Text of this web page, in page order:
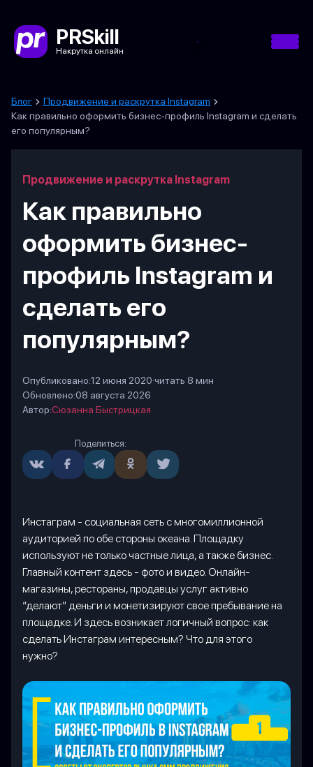
PRSkill
Накрутка онлайн
Блог
Продвижение и раскрутка Instagram
Как правильно оформить бизнес-профиль Instagram и сделать
его популярным?
Продвижение и раскрутка Instagram
Как правильно
оформить бизнес-
профиль Instagram и
сделать его
популярным?
Опубликовано:12 июня 2020·читать 8 мин
Обновлено:08 августа 2026
Автор:Сюзанна Быстрицкая
Поделиться:
Инстаграм - социальная сеть с многомиллионной
аудиторией по обе стороны океана. Площадку
используют не только частные лица, а также бизнес.
Главный контент здесь - фото и видео. Онлайн-
магазины, рестораны, продавцы услуг активно
“делают” деньги и монетизируют свое пребывание на
площадке. И здесь возникает логичный вопрос: как
сделать Инстаграм интересным? Что для этого
нужно?